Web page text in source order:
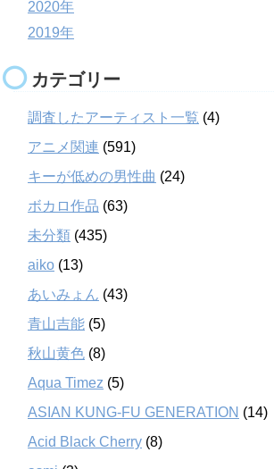
2020年
2019年
カテゴリー
調査したアーティスト一覧 (4)
アニメ関連 (591)
キーが低めの男性曲 (24)
ボカロ作品 (63)
未分類 (435)
aiko (13)
あいみょん (43)
青山吉能 (5)
秋山黄色 (8)
Aqua Timez (5)
ASIAN KUNG-FU GENERATION (14)
Acid Black Cherry (8)